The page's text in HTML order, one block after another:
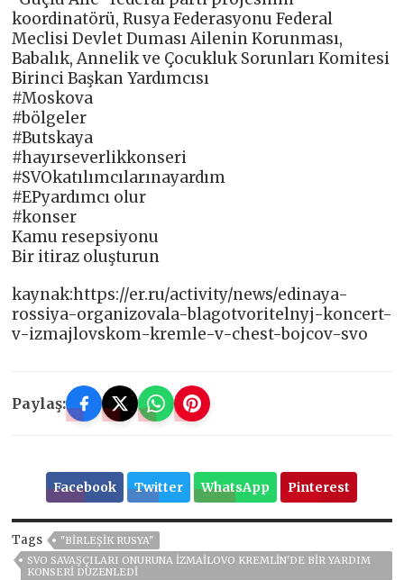
koordinatörü, Rusya Federasyonu Federal
Meclisi Devlet Duması Ailenin Korunması,
Babalık, Annelik ve Çocukluk Sorunları Komitesi
Birinci Başkan Yardımcısı
#Moskova
#bölgeler
#Butskaya
#hayırseverlikkonseri
#SVOkatılımcılarınayardım
#EPyardımcı olur
#konser
Kamu resepsiyonu
Bir itiraz oluşturun
kaynak:https://er.ru/activity/news/edinaya-
rossiya-organizovala-blagotvoritelnyj-koncert-
v-izmajlovskom-kremle-v-chest-bojcov-svo
Paylaş:
Facebook Twitter WhatsApp Pinterest
Tags
"BIRLEŞIK RUSYA"
SVO SAVAŞÇILARI ONURUNA İZMAILOVO KREMLIN'DE BIR YARDIM
KONSERI DÜZENLEDI